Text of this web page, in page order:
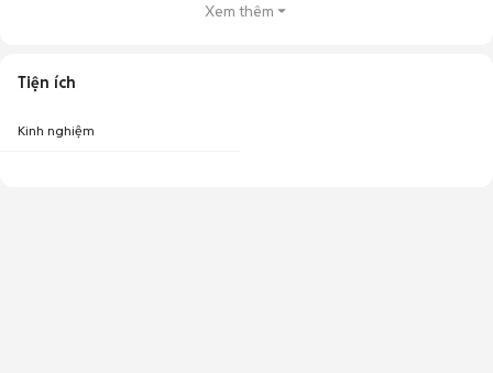
Xem thêm
Tiện ích
Kinh nghiệm